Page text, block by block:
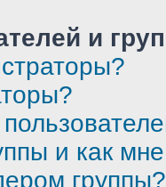
и
и как
группы?